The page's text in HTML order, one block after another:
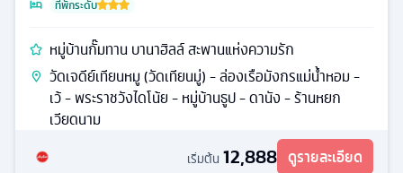
ที่พักระดับ
หมู่บ้านกั๊มทาน บานาฮิลล์ สะพานแห่งความรัก
วัดเจดีย์เทียนหมู (วัดเทียนมู่) - ล่องเรือมังกรแม่น้ำหอม -
เว้ - พระราชวังไดโน้ย - หมู่บ้านธูป - ดานัง - ร้านหยก
เวียดนาม
เริ่มต้น 12,888 ดูรายละเอียด